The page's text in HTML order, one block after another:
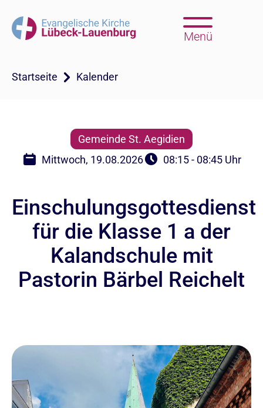
Menü
Startseite Kalender
Gemeinde St. Aegidien
Mittwoch, 19.08.2026
08:15 - 08:45 Uhr
Einschulungsgottesdienst
für die Klasse 1 a der
Kalandschule mit
Pastorin Bärbel Reichelt